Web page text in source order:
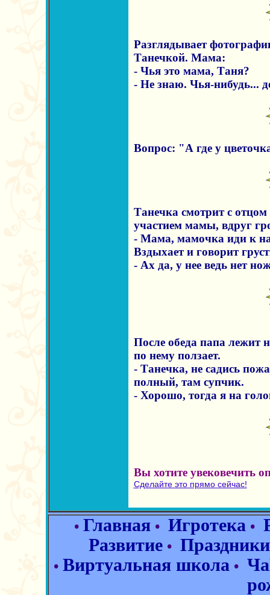
Разглядывает
Танечкой. Мама:
- Чья это мама, Таня?
- Не знаю. Чья-нибудь...
Вопрос: "А где у
Танечка смотрит с отцом
участием мамы, вдруг
- Мама, мамочка иди к
Вздыхает и говорит
- Ах да, у нее ведь нет
После обеда папа лежит
по нему ползает.
- Танечка, не садись
полный, там супчик.
- Хорошо, тогда я на
Вы хотите увековечить
Сделайте это прямо сейчас!
• Главная • Игротека •
Развитие• Праздники
• Виртуальная школа •